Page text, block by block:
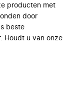
producten met
door
beste
Houdt u van onze